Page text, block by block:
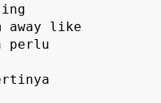
away like
perlu